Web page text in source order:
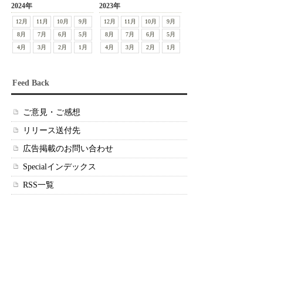
2024年
12月 11月 10月
9月
8月
7月 6月
5月
4月
3月 2月 1月
2023年
12月 11月 10月
9月
8月
7月 6月
5月
4月
3月 2月 1月
Feed Back
ご意見・ご感想
リリース送付先
広告掲載のお問い合わせ
Specialインデックス
RSS一覧